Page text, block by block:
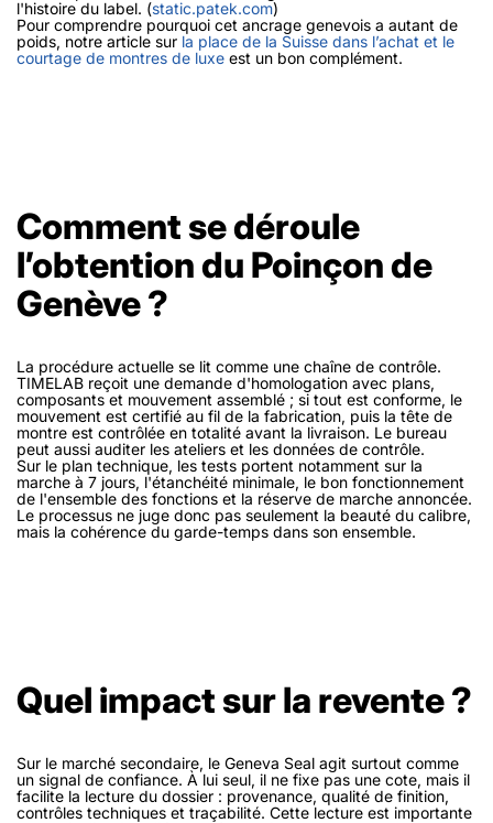
l'histoire du label. (static.patek.com)
Pour comprendre pourquoi cet ancrage genevois a autant de
poids, notre article sur la place de la Suisse dans l’achat et le
courtage de montres de luxe est un bon complément.
Comment se déroule
l’obtention du Poinçon de
Genève ?
La procédure actuelle se lit comme une chaîne de contrôle.
TIMELAB reçoit une demande d'homologation avec plans,
composants et mouvement assemblé ; si tout est conforme, le
mouvement est certifié au fil de la fabrication, puis la tête de
montre est contrôlée en totalité avant la livraison. Le bureau
peut aussi auditer les ateliers et les données de contrôle.
Sur le plan technique, les tests portent notamment sur la
marche à 7 jours, l'étanchéité minimale, le bon fonctionnement
de l'ensemble des fonctions et la réserve de marche annoncée.
Le processus ne juge donc pas seulement la beauté du calibre,
mais la cohérence du garde-temps dans son ensemble.
Quel impact sur la revente ?
Sur le marché secondaire, le Geneva Seal agit surtout comme
un signal de confiance. À lui seul, il ne fixe pas une cote, mais il
facilite la lecture du dossier : provenance, qualité de finition,
contrôles techniques et traçabilité. Cette lecture est importante